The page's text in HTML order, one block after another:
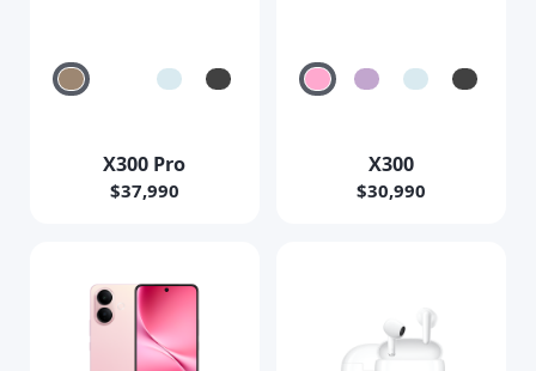
X300 Pro
$37,990
X300
$30,990